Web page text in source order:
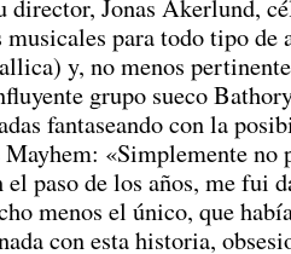
director, Jonas Åkerlund,
para todo tipo de
y, no menos
grupo sueco
fantaseando con la
«Simplemente no
paso de los años, me fui
menos el único, que
con esta historia,